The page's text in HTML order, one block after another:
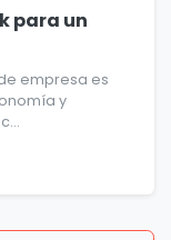
para un
empresa es
y